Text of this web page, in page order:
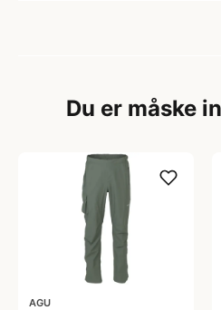
Du er måske
AGU